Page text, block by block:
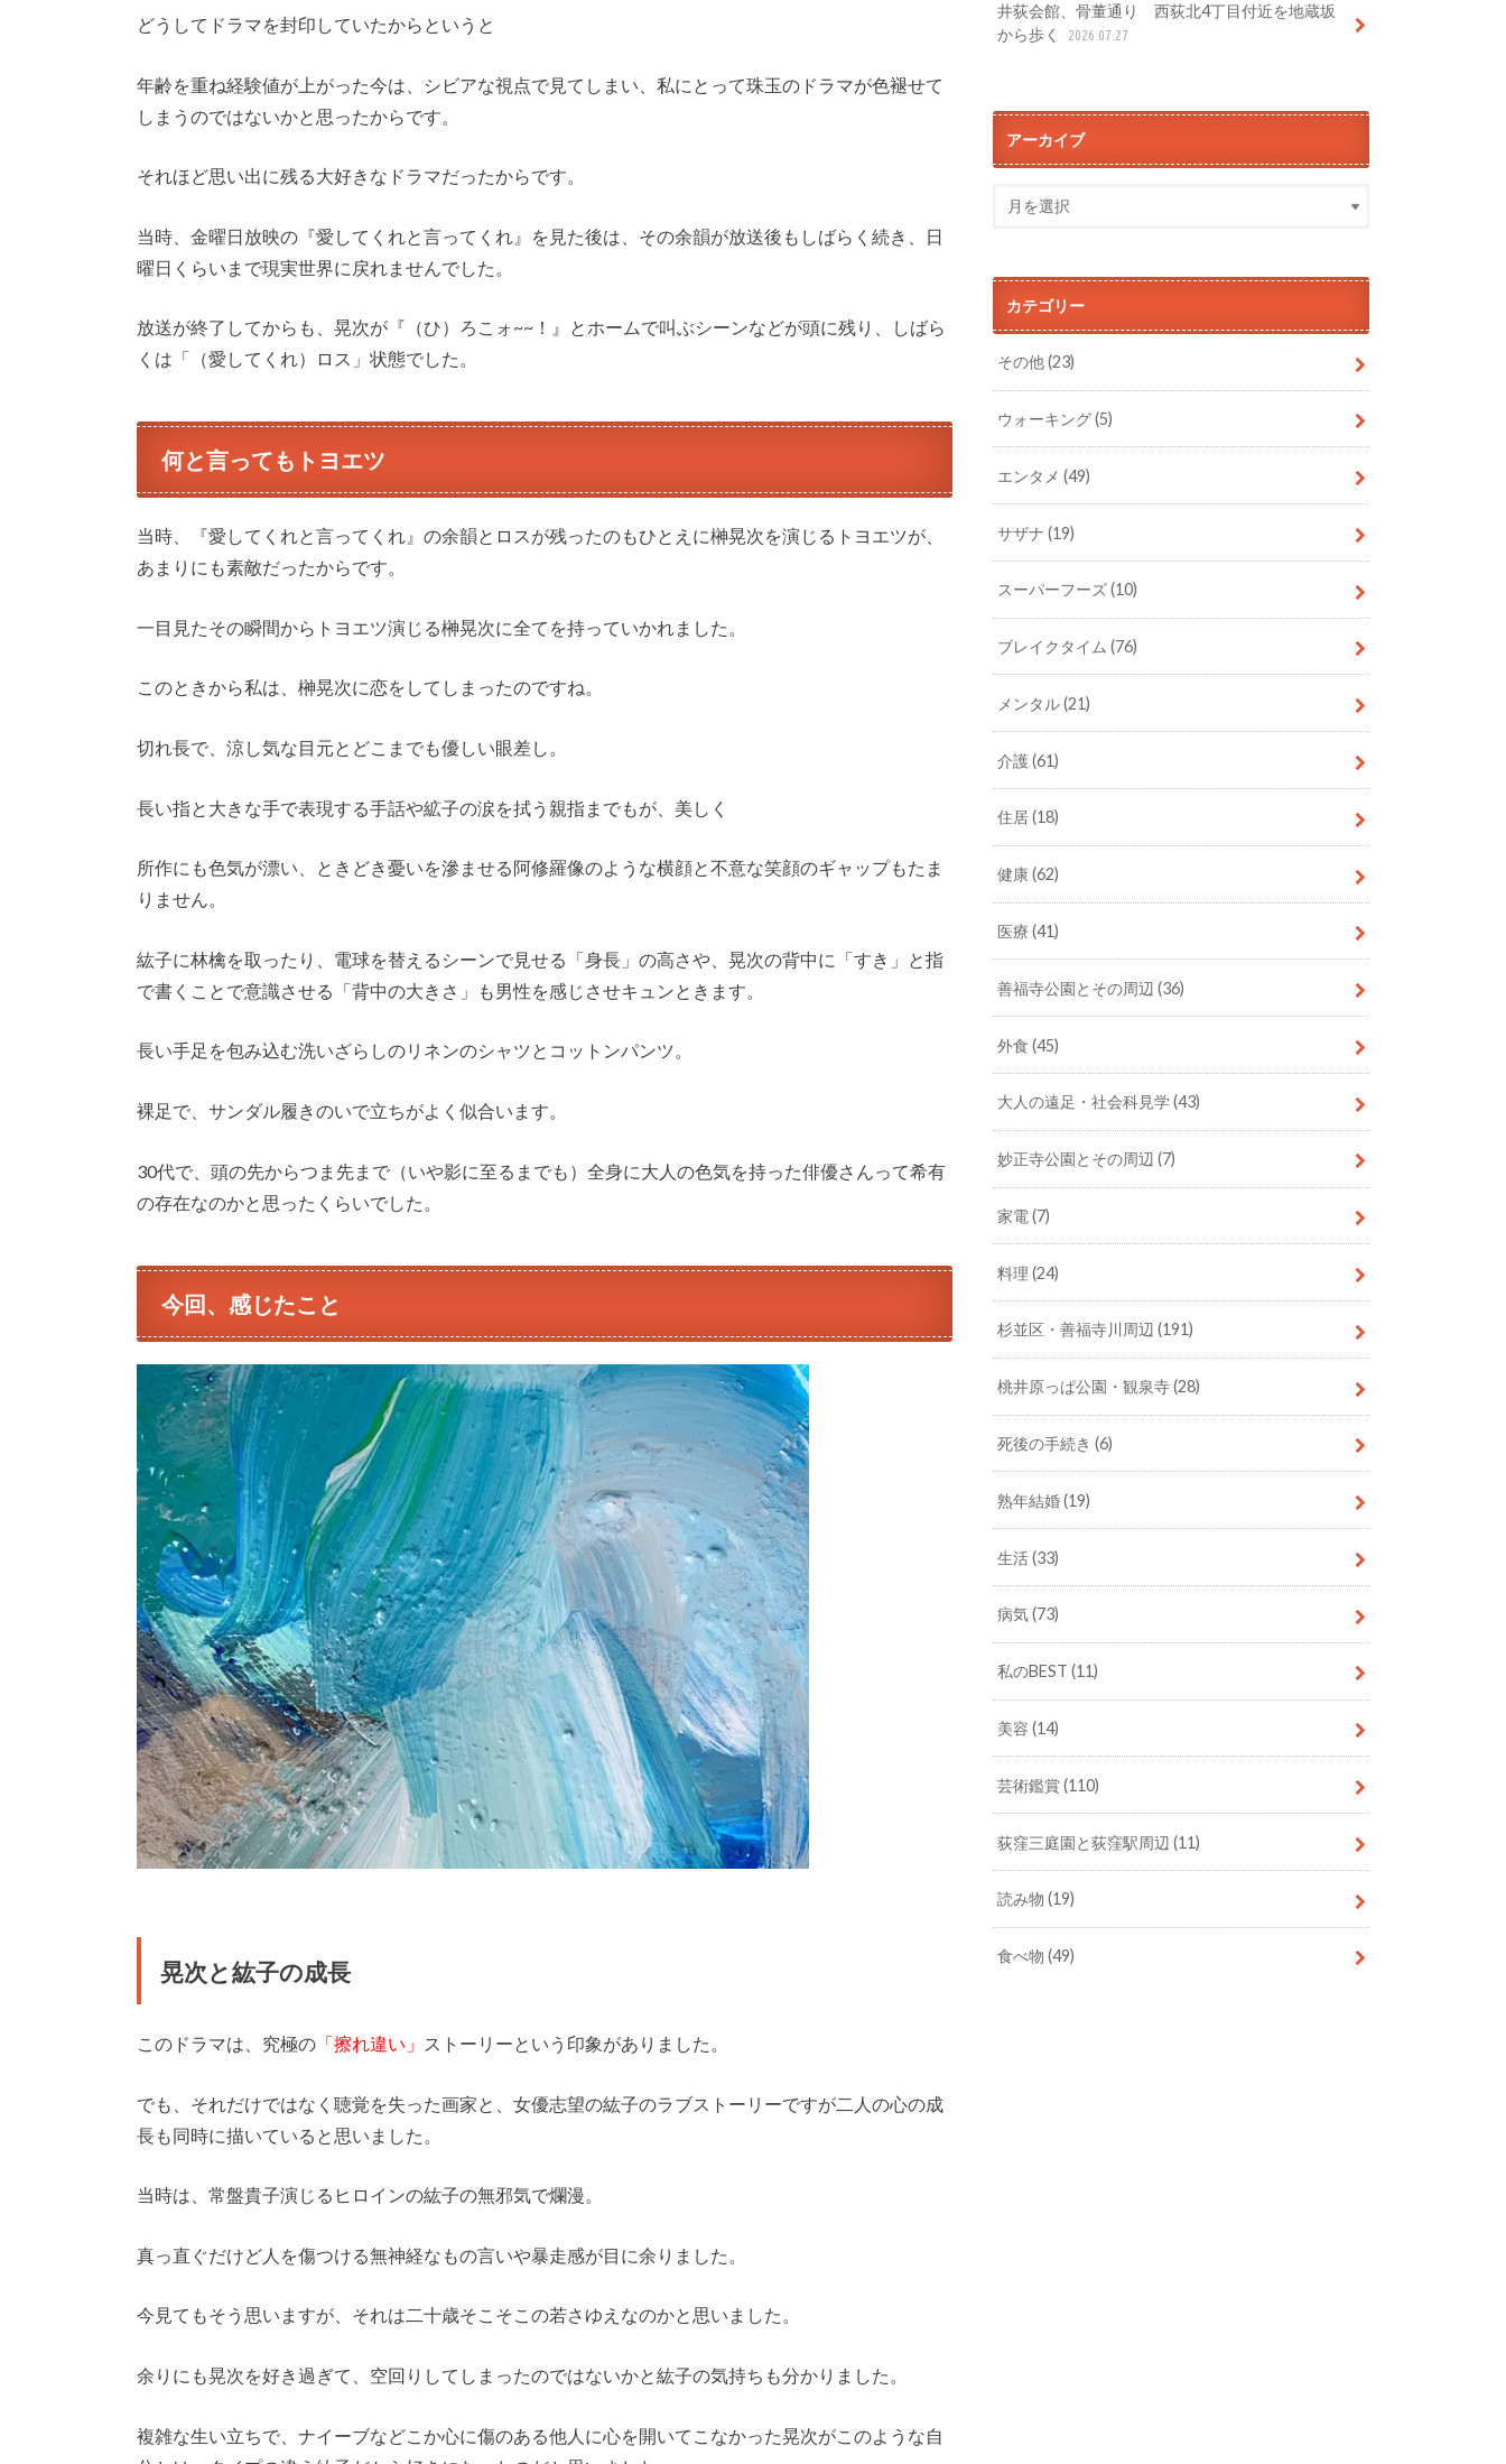
どうしてドラマを封印していたからというと
年齢を重ね経験値が上がった今は、シビアな視点で見てしまい、私にとって珠玉のドラマが色褪せて
しまうのではないかと思ったからです。
それほど思い出に残る大好きなドラマだったからです。
当時、金曜日放映の『愛してくれと言ってくれ』を見た後は、その余韻が放送後もしばらく続き、日
曜日くらいまで現実世界に戻れませんでした。
放送が終了してからも、晃次が『（ひ）ろこォ~~！』とホームで叫ぶシーンなどが頭に残り、しばら
くは「（愛してくれ）ロス」状態でした。
何と言ってもトヨエツ
当時、『愛してくれと言ってくれ』の余韻とロスが残ったのもひとえに榊晃次を演じるトヨエツが、
あまりにも素敵だったからです。
一目見たその瞬間からトヨエツ演じる榊晃次に全てを持っていかれました。
このときから私は、榊晃次に恋をしてしまったのですね。
切れ長で、涼し気な目元とどこまでも優しい眼差し。
長い指と大きな手で表現する手話や絋子の涙を拭う親指までもが、美しく
所作にも色気が漂い、ときどき憂いを滲ませる阿修羅像のような横顔と不意な笑顔のギャップもたま
りません。
紘子に林檎を取ったり、電球を替えるシーンで見せる「身長」の高さや、晃次の背中に「すき」と指
で書くことで意識させる「背中の大きさ」も男性を感じさせキュンときます。
長い手足を包み込む洗いざらしのリネンのシャツとコットンパンツ。
裸足で、サンダル履きのいで立ちがよく似合います。
30代で、頭の先からつま先まで（いや影に至るまでも）全身に大人の色気を持った俳優さんって希有
の存在なのかと思ったくらいでした。
今回、感じたこと
晃次と紘子の成長
このドラマは、究極の 「擦れ違い」 ストーリーという印象がありました。
でも、それだけではなく聴覚を失った画家と、女優志望の紘子のラブストーリーですが二人の心の成
長も同時に描いていると思いました。
当時は、常盤貴子演じるヒロインの紘子の無邪気で爛漫。
真っ直ぐだけど人を傷つける無神経なもの言いや暴走感が目に余りました。
今見てもそう思いますが、それは二十歳そこそこの若さゆえなのかと思いました。
余りにも晃次を好き過ぎて、空回りしてしまったのではないかと紘子の気持ちも分かりました。
複雑な生い立ちで、ナイーブなどこか心に傷のある他人に心を開いてこなかった晃次がこのような自
井荻会館、骨董通り 西荻北4丁目付近を地蔵坂
から歩く
2026.07.27
アーカイブ
カテゴリー
その他(23)
ウォーキング(5)
エンタメ(49)
サザナ(19)
スーパーフーズ(10)
ブレイクタイム(76)
メンタル(21)
介護(61)
住居(18)
健康(62)
医療(41)
善福寺公園とその周辺(36)
外食(45)
大人の遠足・社会科見学(43)
妙正寺公園とその周辺(7)
家電(7)
料理(24)
杉並区・善福寺川周辺(191)
桃井原っぱ公園・観泉寺(28)
死後の手続き(6)
熟年結婚(19)
生活(33)
病気(73)
私のBEST(11)
美容(14)
芸術鑑賞(110)
荻窪三庭園と荻窪駅周辺(11)
読み物(19)
食べ物(49)